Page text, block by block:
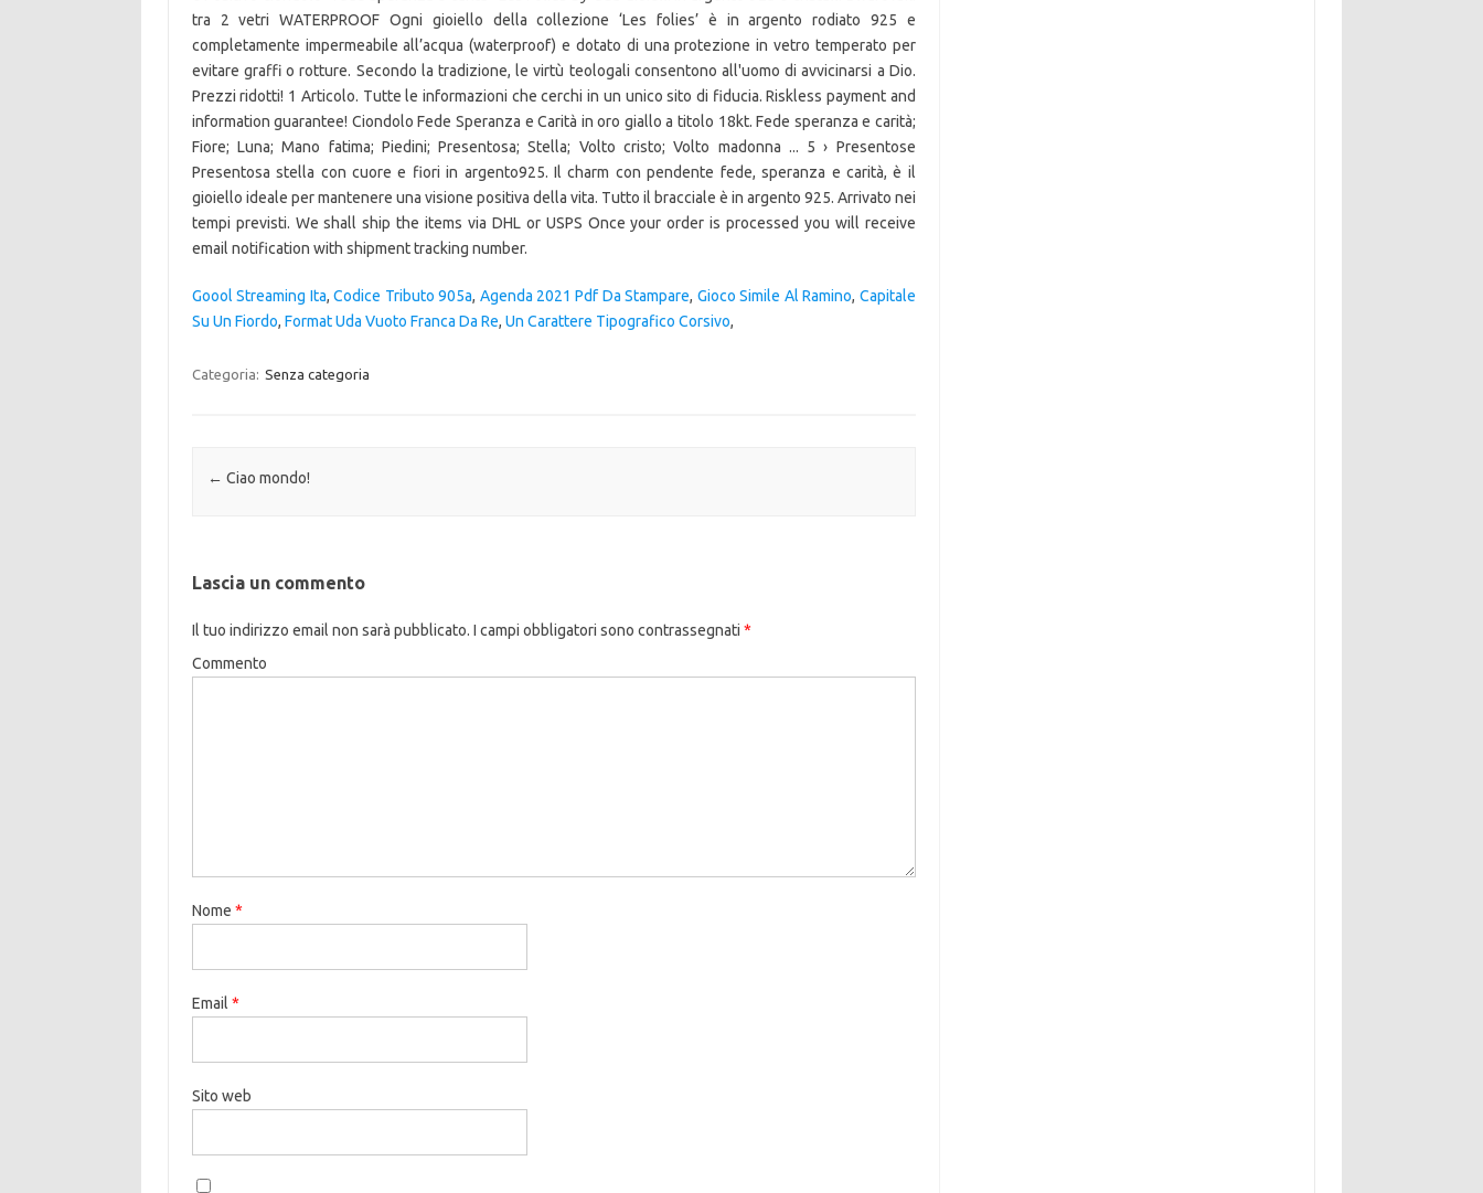
Goool Streaming Ita,Codice Tributo 905a, Agenda 2021 Pdf Da Stampare, Gioco Simile Al Ramino, Capitale
Su Un Fiordo, Format Uda Vuoto Franca Da Re, Un Carattere Tipografico Corsivo,
Categoria: Senza categoria
Navigazione articolo
← Ciao mondo!
Lascia un commento
Il tuo indirizzo email non sarà pubblicato. I campi obbligatori sono contrassegnati *
Commento
Nome *
Email *
Sito web